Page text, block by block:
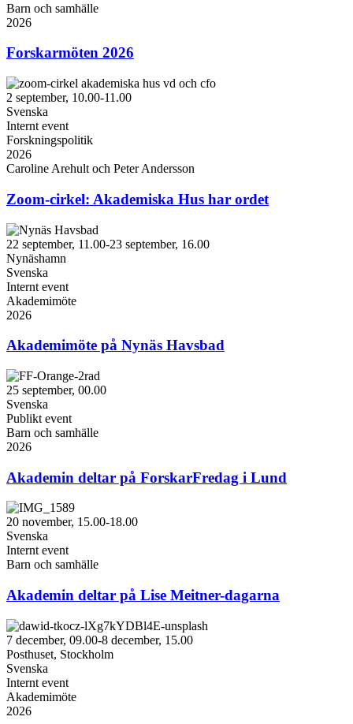
Barn och samhälle
2026
Forskarmöten 2026
2 september, 10.00-11.00
Svenska
Internt event
Forskningspolitik
2026
Caroline Arehult och Peter Andersson
Zoom-cirkel: Akademiska Hus har ordet
22 september, 11.00-23 september, 16.00
Nynäshamn
Svenska
Internt event
Akademimöte
2026
Akademimöte på Nynäs Havsbad
25 september, 00.00
Svenska
Publikt event
Barn och samhälle
2026
Akademin deltar på ForskarFredag i Lund
20 november, 15.00-18.00
Svenska
Internt event
Barn och samhälle
Akademin deltar på Lise Meitner-dagarna
7 december, 09.00-8 december, 15.00
Posthuset, Stockholm
Svenska
Internt event
Akademimöte
2026